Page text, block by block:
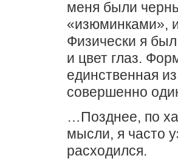
меня были
«изюминками»,
Физически я
и цвет глаз.
единственная
совершенно
…Позднее, по
мысли, я часто
расходился.